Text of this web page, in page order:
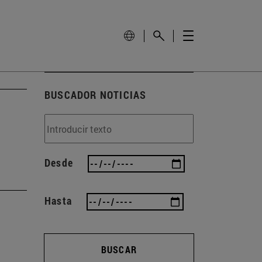
BUSCADOR NOTICIAS
Desde
Hasta
BUSCAR